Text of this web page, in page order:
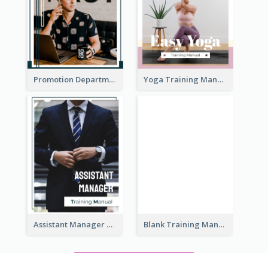
Promotion Department Training Manual Yoga Training Manual
Assistant Manager Training Manual Blank Training Manual